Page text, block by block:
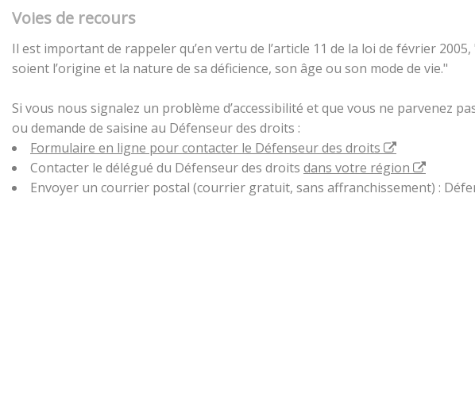
Voies de recours
Il est important de rappeler qu’en vertu de l’article 11 de la loi de février
soient l’origine et la nature de sa déficience, son âge ou son mode de vie."
Si vous nous signalez un problème d’accessibilité et que vous ne parvenez
ou demande de saisine au Défenseur des droits :
Formulaire en ligne pour contacter le Défenseur des droits
Contacter le délégué du Défenseur des droits dans votre région
Envoyer un courrier postal (courrier gratuit, sans affranchissement) :